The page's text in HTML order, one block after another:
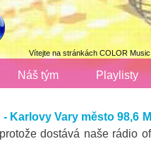
Vítejte na stránkách COLOR
Náš tým Playlisty
- Karlovy Vary město 98,6
dostává naše rádio